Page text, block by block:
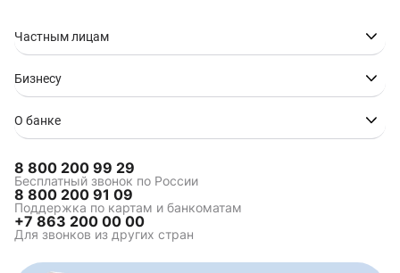
Частным лицам
Бизнесу
О банке
8 800 200 99 29
Бесплатный звонок по России
8 800 200 91 09
Поддержка по картам и банкоматам
+7 863 200 00 00
Для звонков из других стран